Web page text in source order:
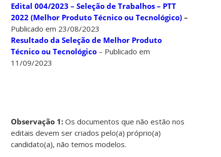
Edital 004/2023 – Seleção de Trabalhos – PTT
2022 (Melhor Produto Técnico ou Tecnológico) –
Publicado em 23/08/2023
Resultado da Seleção de Melhor Produto
Técnico ou Tecnológico – Publicado em
11/09/2023
Observação 1: Os documentos que não estão nos
editais devem ser criados pelo(a) próprio(a)
candidato(a), não temos modelos.